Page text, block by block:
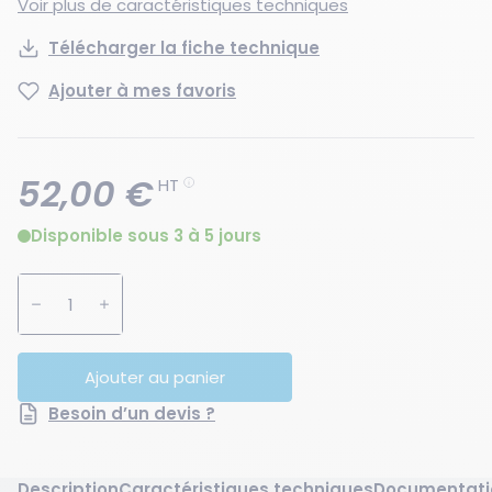
Voir plus de caractéristiques techniques
Télécharger la fiche technique
Ajouter à mes favoris
52,00 €HT
Disponible sous 3 à 5 jours
Augmenter la quantité
Ajouter au panier
Besoin d’un devis ?